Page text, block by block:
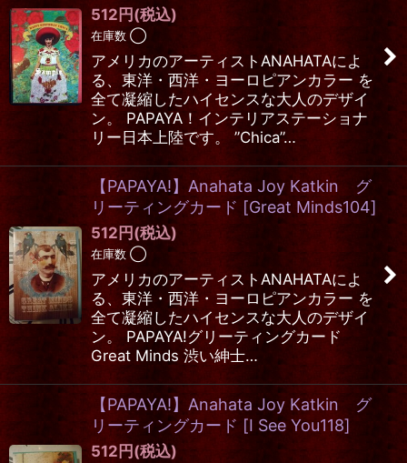
512 円 (税込)
在庫数 ◯
アメリカのアーティストANAHATAによ
る、東洋・西洋・ヨーロピアンカラー を
全て凝縮したハイセンスな大人のデザイ
ン。 PAPAYA！インテリアステーショナ
リー日本上陸です。 ”Chica”…
【PAPAYA!】Anahata Joy Katkin グ
リーティングカード [Great Minds104]
512 円 (税込)
在庫数 ◯
アメリカのアーティストANAHATAによ
る、東洋・西洋・ヨーロピアンカラー を
全て凝縮したハイセンスな大人のデザイ
ン。 PAPAYA!グリーティングカード
Great Minds 渋い紳士…
【PAPAYA!】Anahata Joy Katkin グ
リーティングカード [I See You118]
512 円 (税込)